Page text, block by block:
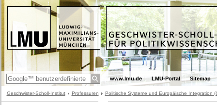
www.lmu.de LMU-Portal Sitemap
Geschwister-Scholl-Institut Professuren Politische Systeme und Europäische Integration